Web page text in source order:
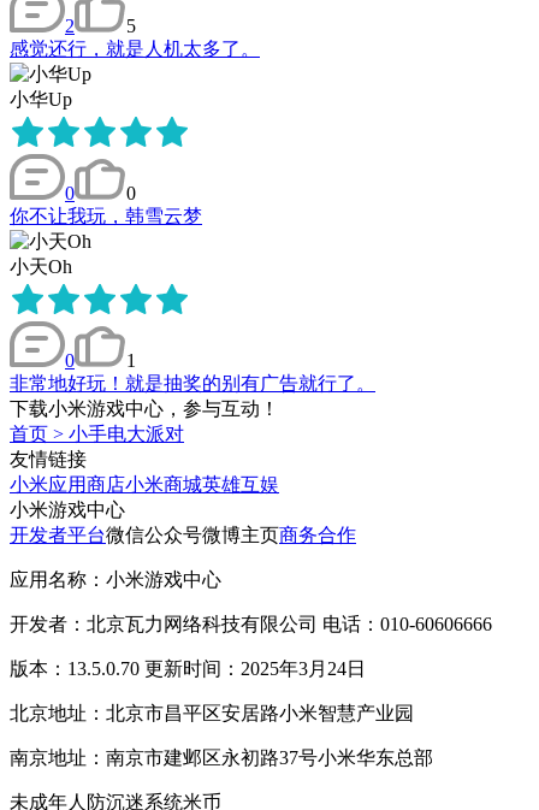
2
5
感觉还行，就是人机太多了。
小华Up
0
0
你不让我玩，韩雪云梦
小天Oh
0
1
非常地好玩！就是抽奖的别有广告就行了。
下载小米游戏中心，参与互动！
首页 > 小手电大派对
友情链接
小米应用商店小米商城英雄互娱
小米游戏中心
开发者平台微信公众号微博主页商务合作
应用名称：小米游戏中心
开发者：北京瓦力网络科技有限公司 电话：010-60606666
版本：13.5.0.70 更新时间：2025年3月24日
北京地址：北京市昌平区安居路小米智慧产业园
南京地址：南京市建邺区永初路37号小米华东总部
未成年人防沉迷系统米币